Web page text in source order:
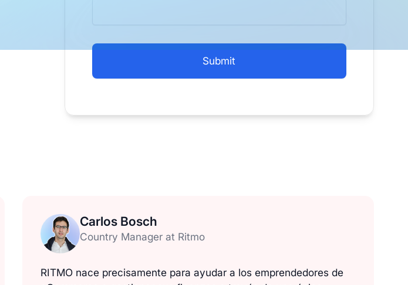
Carlos Bosch
Country Manager at Ritmo
RITMO nace precisamente para ayudar a los emprendedores de